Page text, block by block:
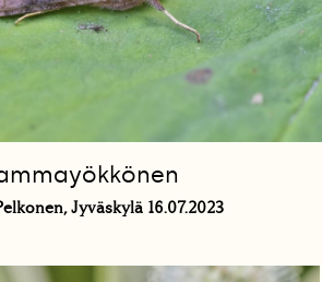
Jyväskylä 16.07.2023